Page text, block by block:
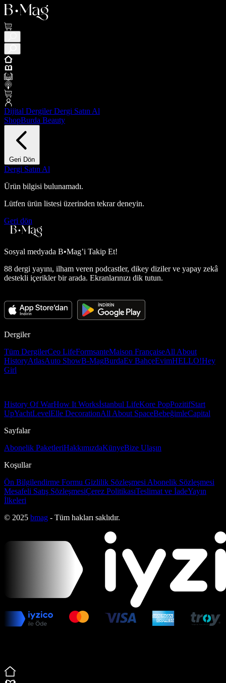
Dijital DergilerDergi Satın Al
ShopBurda Beauty
Geri Dön
Dergi Satın Al
Ürün bilgisi bulunamadı.
Lütfen ürün listesi üzerinden tekrar deneyin.
Geri dön
Sosyal medyada B•Mag’i Takip Et!
88 dergi yayını, ilham veren podcastler, dikey diziler ve yapay zekâ
destekli içerikler bir arada. Ekranlarınızı dik tutun.
Dergiler
Tüm DergilerCeo LifeFormsanteMaison FrançaiseAll About
HistoryAtlasAuto ShowB-MagBurdaEv BahçeEvimHELLO!Hey
Girl
History Of WarHow It Worksİstanbul LifeKore PopPozitifStart
UpYachtLevelElle DecorationAll About SpaceBebeğimleCapital
Sayfalar
Abonelik PaketleriHakkımızdaKünyeBize Ulaşın
Koşullar
Ön Bilgilendirme Formu Gizlilik Sözleşmesi Abonelik Sözleşmesi
Mesafeli Satış SözleşmesiÇerez PolitikasıTeslimat ve İadeYayın
İlkeleri
© 2025 bmag - Tüm hakları saklıdır.